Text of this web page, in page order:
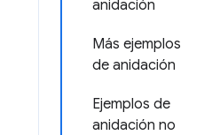
anidación
Más ejemplos
de anidación
Ejemplos de
anidación no